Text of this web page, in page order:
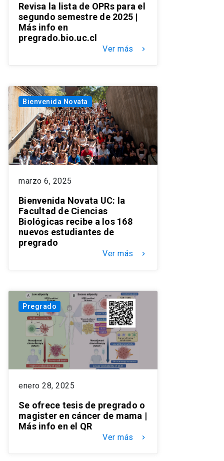
Revisa la lista de OPRs para el
segundo semestre de 2025 |
Más info en
pregrado.bio.uc.cl
Ver más keyboard_arrow_right
Bienvenida Novata
marzo 6, 2025
Bienvenida Novata UC: la
Facultad de Ciencias
Biológicas recibe a los 168
nuevos estudiantes de
pregrado
Ver más keyboard_arrow_right
Pregrado
enero 28, 2025
Se ofrece tesis de pregrado o
magister en cáncer de mama |
Más info en el QR
Ver más keyboard_arrow_right